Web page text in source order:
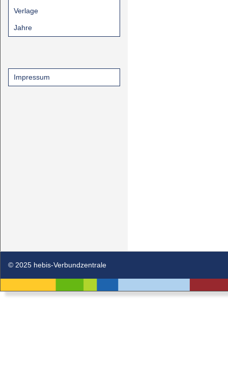
Verlage
Jahre
Impressum
© 2025 hebis-Verbundzentrale